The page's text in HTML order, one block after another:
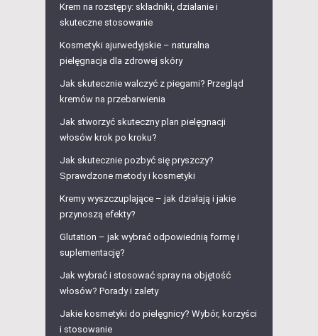
Krem na rozstępy: składniki, działanie i
skuteczne stosowanie
Kosmetyki ajurwedyjskie – naturalna
pielęgnacja dla zdrowej skóry
Jak skutecznie walczyć z piegami? Przegląd
kremów na przebarwienia
Jak stworzyć skuteczny plan pielęgnacji
włosów krok po kroku?
Jak skutecznie pozbyć się pryszczy?
Sprawdzone metody i kosmetyki
Kremy wyszczuplające – jak działają i jakie
przynoszą efekty?
Glutation – jak wybrać odpowiednią formę i
suplementację?
Jak wybrać i stosować spray na objętość
włosów? Porady i zalety
Jakie kosmetyki do pielęgnicy? Wybór, korzyści
i stosowanie